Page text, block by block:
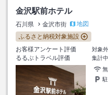
金沢駅前ホテル
石川県 金沢市街
地図
ふるさと納税対象施設
お客様アンケート評価
対象外
るるぶトラベル評価
集計中